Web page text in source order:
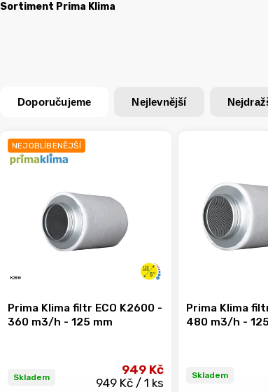
Sortiment Prima Klima
Doporučujeme Nejlevnější
NEJOBLÍBENĚJŠÍ
Prima Klima filtr ECO K2600 -
360 m3/h - 125 mm
Skladem
949 Kč
949 Kč / 1 ks
Prima Klima
480 m3/h -
Skladem